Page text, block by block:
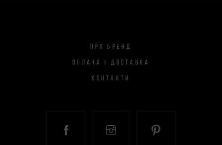
ПРО БРЕНД
ОПЛАТА І ДОСТАВКА
КОНТАКТИ